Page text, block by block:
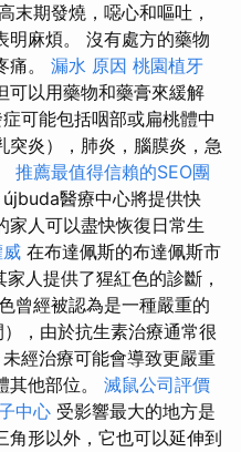
末期發燒，噁心和嘔吐，
明麻煩。 沒有處方的藥物
痛。 漏水 原因 桃園植牙
可以用藥物和藥膏來緩解
可能包括咽部或扁桃體中
突炎），肺炎，腦膜炎，急
推薦最值得信賴的SEO團
醫療中心將提供快
家人可以盡快恢復日常生
在布達佩斯的布達佩斯市
人提供了猩紅色的診斷，
曾經被認為是一種嚴重的
，由於抗生素治療通常很
經治療可能會導致更嚴重
其他部位。 滅鼠公司評價
中心 受影響最大的地方是
角形以外，它也可以延伸到